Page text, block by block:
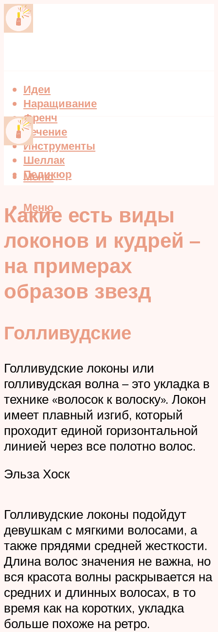
Идеи
Наращивание
Френч
Лечение
Инструменты
Шеллак
Педикюр
Меню
Меню
Какие есть виды
локонов и кудрей –
на примерах
образов звезд
Голливудские
Голливудские локоны или
голливудская волна – это укладка в
технике «волосок к волоску». Локон
имеет плавный изгиб, который
проходит единой горизонтальной
линией через все полотно волос.
Эльза Хоск
Голливудские локоны подойдут
девушкам с мягкими волосами, а
также прядями средней жесткости.
Длина волос значения не важна, но
вся красота волны раскрывается на
средних и длинных волосах, в то
время как на коротких, укладка
больше похоже на ретро.